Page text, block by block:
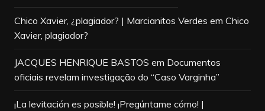
Chico Xavier, ¿plagiador? | Marcianitos Verdes em Chico
Xavier, plagiador?
JACQUES HENRIQUE BASTOS em Documentos
oficiais revelam investigação do “Caso Varginha”
¡La levitación es posible! ¡Pregúntame cómo! |